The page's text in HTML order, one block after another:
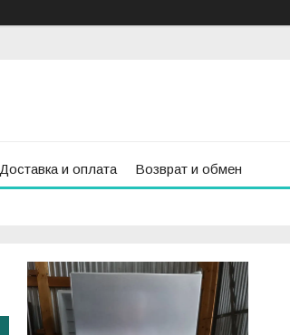
Доставка и оплата Возврат и обмен